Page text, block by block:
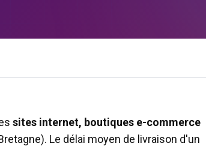
sites internet, boutiques e-commerce
). Le délai moyen de livraison d'un